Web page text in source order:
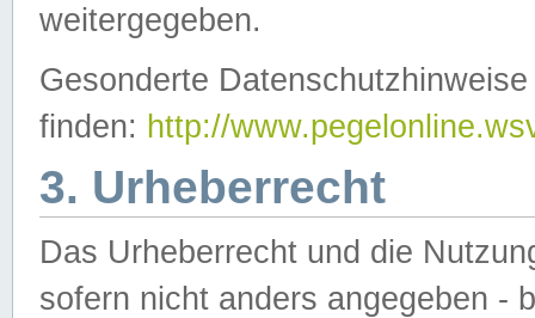
weitergegeben.
Gesonderte
finden: http://
3. Urheberrecht
Das Urheberrecht und die
sofern nicht anders angegeben -